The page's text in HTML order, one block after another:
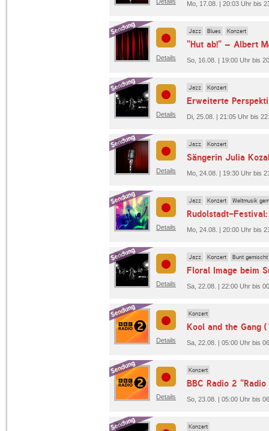
Mo, 17.08. | 20:03 Uhr bis
Details
Jazz Blues Konzert
"Hut ab!" – Albert
So, 16.08. | 19:00 Uhr bis
Details
Jazz Konzert
Erweiterte
Di, 25.08. | 21:05 Uhr bis
Details
Jazz Konzert
Mo, 24.08. | 19:30 Uhr bis
Details
Jazz Konzert Weltmusik
Rudolstadt-
Mo, 24.08. | 20:00 Uhr bis
Details
Jazz Konzert Bunt gemischt
Floral Image beim
Sa, 22.08. | 22:00 Uhr bis
Details
Konzert
Kool and the Gang
Sa, 22.08. | 05:00 Uhr bis
Details
Konzert
BBC Radio 2
So, 23.08. | 05:00 Uhr bis
Konzert